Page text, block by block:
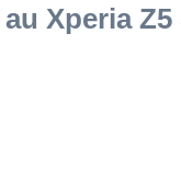
au Xperia